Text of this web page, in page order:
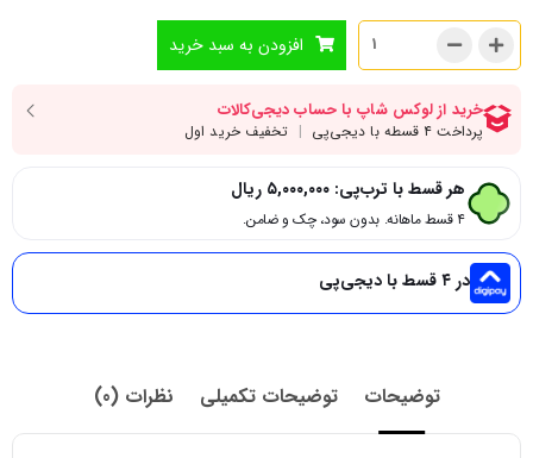
افزودن به سبد خرید
هر قسط با ترب‌پی: ۵,۰۰۰,۰۰۰ ریال
۴ قسط ماهانه. بدون سود، چک و ضامن.
در ۴ قسط با دیجی‌پی
توضیحات توضیحات تکمیلی نظرات (0)